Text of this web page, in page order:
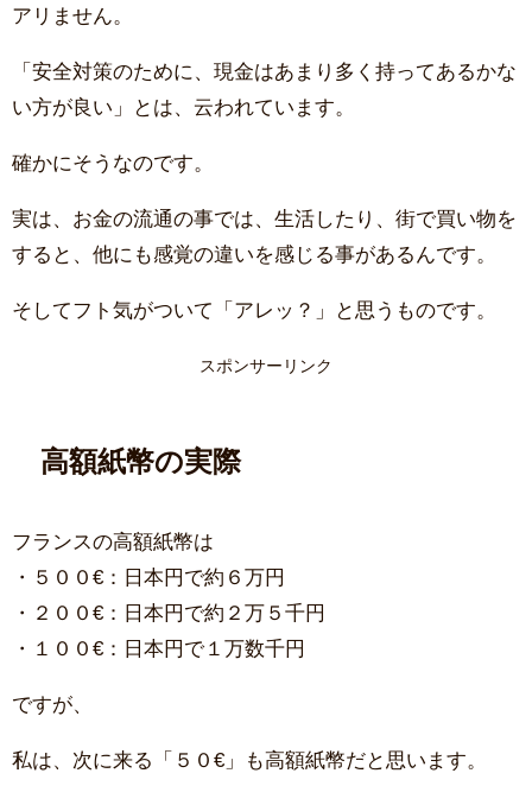
アリません。
「安全対策のために、現金はあまり多く持ってあるかな
い方が良い」とは、云われています。
確かにそうなのです。
実は、お金の流通の事では、生活したり、街で買い物を
すると、他にも感覚の違いを感じる事があるんです。
そしてフト気がついて「アレッ？」と思うものです。
スポンサーリンク
高額紙幣の実際
フランスの高額紙幣は
・５００€：日本円で約６万円
・２００€：日本円で約２万５千円
・１００€：日本円で１万数千円
ですが、
私は、次に来る「５０€」も高額紙幣だと思います。